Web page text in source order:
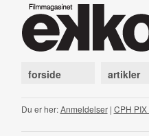
forside artikler
Du er her:Anmeldelser| CPH